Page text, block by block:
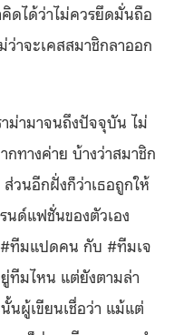
ดได้ว่าไม่ควรยึดมั่นถือ
าจะเคสสมาชิกลาออก
ม่ามาจนถึงปัจจุบัน ไม่
กทางค่าย บ้างว่าสมาชิก
วนอีกฝั่งก็ว่าเธอถูกให้
นด์แฟชั่นของตัวเอง
ทีมแปดคน กับ #ทีมเจ
ทีมไหน แต่ยังตามล่า
นผู้เขียนเชื่อว่า แม้แต่